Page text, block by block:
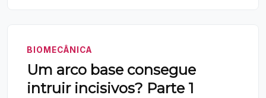
BIOMECÂNICA
Um arco base consegue
intruir incisivos? Parte 1